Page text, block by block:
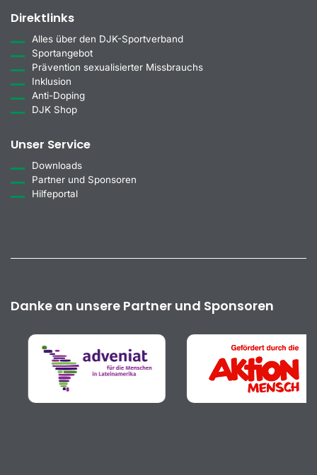
Direktlinks
Alles über den DJK-Sportverband
Sportangebot
Prävention sexualisierter Missbrauchs
Inklusion
Anti-Doping
DJK Shop
Unser Service
Downloads
Partner und Sponsoren
Hilfeportal
Danke an unsere Partner und Sponsoren